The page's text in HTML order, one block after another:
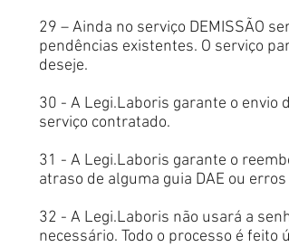
29 – Ainda no serviço DEMISSÃO
pendências existentes. O serviço
deseje.
30 - A Legi.Laboris garante o envio
serviço contratado.
31 - A Legi.Laboris garante o
atraso de alguma guia DAE ou
32 - A Legi.Laboris não usará a
necessário. Todo o processo é